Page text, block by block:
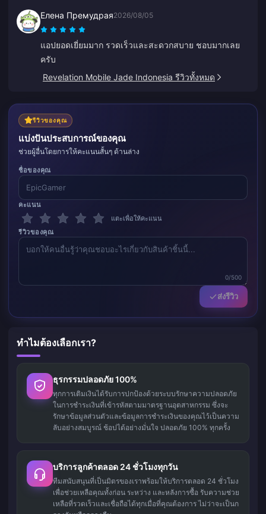
คิดว่าเป็นบอทเพราะจู่ๆ ก็พูดภาษาจีนขึ้นมา
Елена Премудрая2026/08/05
แอปยอดเยี่ยมมาก รวดเร็วและสะดวกสบาย ชอบมากเลย
ครับ
Revelation Mobile Jade Indonesia รีวิวทั้งหมด
รีวิวของคุณ
แบ่งปันประสบการณ์ของคุณ
ช่วยผู้อื่นโดยการให้คะแนนสั้นๆ ด้านล่าง
ชื่อของคุณ
คะแนน
แตะเพื่อให้คะแนน
รีวิวของคุณ
0/500
ส่งรีวิว
ทำไมต้องเลือกเรา?
ธุรกรรมปลอดภัย 100%
ทุกการเติมเงินได้รับการปกป้องด้วยระบบรักษาความปลอดภัย
ในการชำระเงินที่เข้ารหัสตามมาตรฐานอุตสาหกรรม ซึ่งจะ
รักษาข้อมูลส่วนตัวและข้อมูลการชำระเงินของคุณไว้เป็นความ
ลับอย่างสมบูรณ์ ช้อปได้อย่างมั่นใจ ปลอดภัย 100% ทุกครั้ง
บริการลูกค้าตลอด 24 ชั่วโมงทุกวัน
ทีมสนับสนุนที่เป็นมิตรของเราพร้อมให้บริการตลอด 24 ชั่วโมง
เพื่อช่วยเหลือคุณทั้งก่อน ระหว่าง และหลังการซื้อ รับความช่วย
เหลือที่รวดเร็วและเชื่อถือได้ทุกเมื่อที่คุณต้องการ ไม่ว่าจะเป็นก